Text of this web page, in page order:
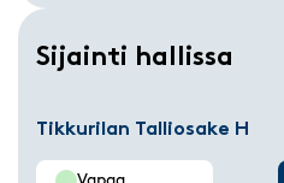
Sijainti hallissa
Tikkurilan Talliosake H